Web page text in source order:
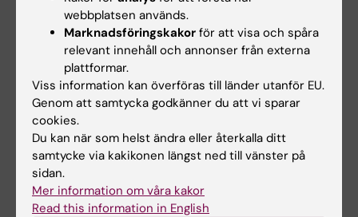
Vi förväntar oss också att studien kommer att
bidra till utvecklingen av ny teknik för
avancerad datahantering, uppföljning och
analys för europeiska forskare. Slutligen
kommer vi i Timespan att utveckla strategier
och rapportera våra forskningsfynd till läkare,
patienter, hälsovårdsmyndigheter och
allmänheten, med målet att bidra till en
förbättrad vård, t ex genom att utforma
rekommendationer för vårdriktlinjer.
webbplatsen används.
Marknadsföringskakor för att visa och spåra
relevant innehåll och annonser från externa
plattformar.
Viss information kan överföras till länder utanför EU.
Genom att samtycka godkänner du att vi sparar
cookies.
Du kan när som helst ändra eller återkalla ditt
samtycke via kakikonen längst ned till vänster på
sidan.
Mer information om våra kakor
Read this information in English